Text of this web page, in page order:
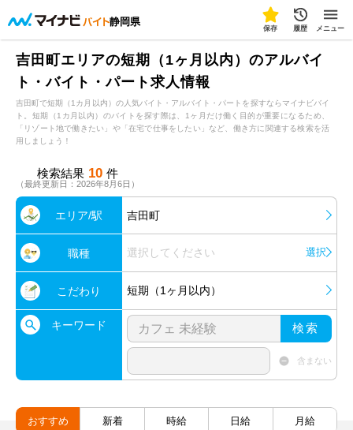
静岡県
保存 履歴 メニュー
吉田町エリアの短期（1ヶ月以内）のアルバイ
ト・バイト・パート求人情報
吉田町で短期（1カ月以内）の人気バイト・アルバイト・パートを探すならマイナビバイ
ト。短期（1カ月以内）のバイトを探す際は、1ヶ月だけ働く目的が重要になるため、
「リゾート地で働きたい」や「在宅で仕事をしたい」など、働き方に関連する検索を活
用しましょう！
検索結果 10 件
（最終更新日：2026年8月6日）
エリア/駅 吉田町
職種 選択してください 選択
こだわり 短期（1ヶ月以内）
キーワード 検索
含まない
おすすめ 新着 時給 日給 月給